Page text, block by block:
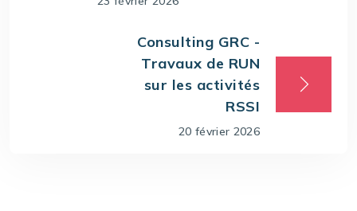
Consulting GRC -
Travaux de RUN
sur les activités
RSSI
20 février 2026